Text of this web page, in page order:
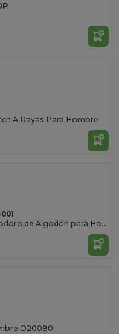
A Rayas Para Hombre
Polo Piqué Promodoro de Algodón para Hombre
O20080